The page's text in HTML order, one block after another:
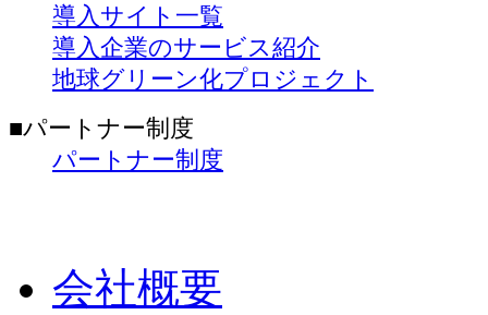
導入サイト一覧
導入企業のサービス紹介
地球グリーン化プロジェクト
■パートナー制度
パートナー制度
会社概要